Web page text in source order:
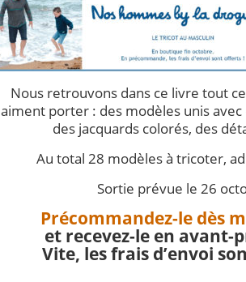
Nous retrouvons dans ce livre tout
aiment porter : des modèles unis
des jacquards colorés, des
Au total 28 modèles à tricoter,
Sortie prévue le 26
Précommandez-le dès
et recevez-le en avant-
Vite, les frais d’envoi